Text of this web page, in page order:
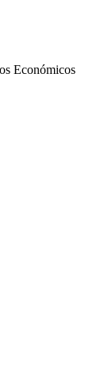
Económicos